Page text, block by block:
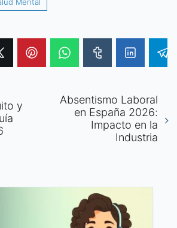
y
Absentismo Laboral
en España 2026:
Impacto en la
Industria